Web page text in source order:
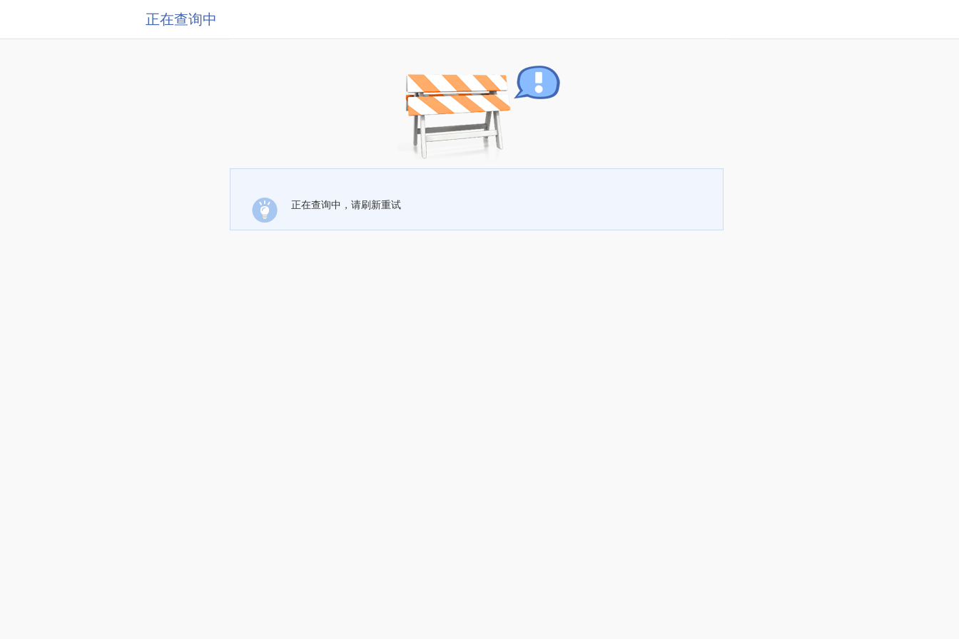
正在查询中
正在查询中，请刷新重试